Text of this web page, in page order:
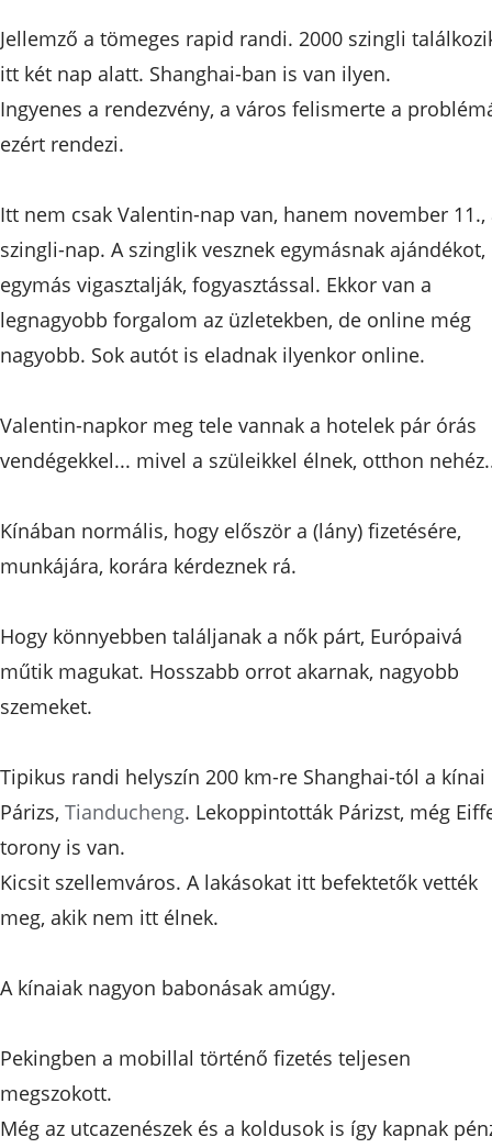
Jellemző a tömeges rapid randi. 2000 szingli
itt két nap alatt. Shanghai-ban is van ilyen.
Ingyenes a rendezvény, a város felismerte a
ezért rendezi.
Itt nem csak Valentin-nap van, hanem november 11.,
szingli-nap. A szinglik vesznek egymásnak ajándékot,
egymás vigasztalják, fogyasztással. Ekkor van a
legnagyobb forgalom az üzletekben, de online még
nagyobb. Sok autót is eladnak ilyenkor online.
Valentin-napkor meg tele vannak a hotelek pár órás
vendégekkel... mivel a szüleikkel élnek, otthon
Kínában normális, hogy először a (lány) fizetésére,
munkájára, korára kérdeznek rá.
Hogy könnyebben találjanak a nők párt, Európaivá
műtik magukat. Hosszabb orrot akarnak, nagyobb
szemeket.
Tipikus randi helyszín 200 km-re Shanghai-tól a kínai
Párizs, Tianducheng. Lekoppintották Párizst, még
torony is van.
Kicsit szellemváros. A lakásokat itt befektetők vették
meg, akik nem itt élnek.
A kínaiak nagyon babonásak amúgy.
Pekingben a mobillal történő fizetés teljesen
megszokott.
Még az utcazenészek és a koldusok is így kapnak